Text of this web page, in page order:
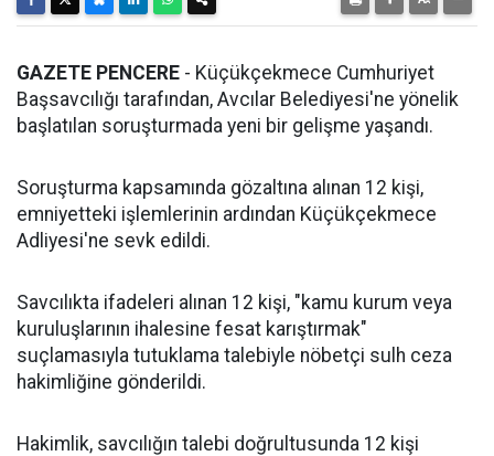
GAZETE PENCERE - Küçükçekmece Cumhuriyet
Başsavcılığı tarafından, Avcılar Belediyesi'ne yönelik
başlatılan soruşturmada yeni bir gelişme yaşandı.
Soruşturma kapsamında gözaltına alınan 12 kişi,
emniyetteki işlemlerinin ardından Küçükçekmece
Adliyesi'ne sevk edildi.
Savcılıkta ifadeleri alınan 12 kişi, "kamu kurum veya
kuruluşlarının ihalesine fesat karıştırmak"
suçlamasıyla tutuklama talebiyle nöbetçi sulh ceza
hakimliğine gönderildi.
Hakimlik, savcılığın talebi doğrultusunda 12 kişi